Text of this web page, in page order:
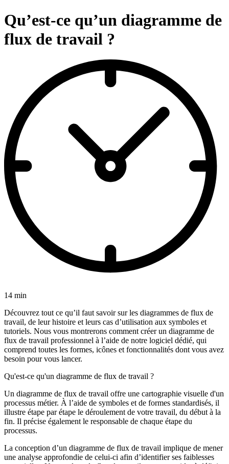
Qu’est-ce qu’un diagramme de
flux de travail ?
14 min
Découvrez tout ce qu’il faut savoir sur les diagrammes de flux de
travail, de leur histoire et leurs cas d’utilisation aux symboles et
tutoriels. Nous vous montrerons comment créer un diagramme de
flux de travail professionnel à l’aide de notre logiciel dédié, qui
comprend toutes les formes, icônes et fonctionnalités dont vous avez
besoin pour vous lancer.
Qu'est-ce qu'un diagramme de flux de travail ?
Un diagramme de flux de travail offre une cartographie visuelle d'un
processus métier. À l’aide de symboles et de formes standardisés, il
illustre étape par étape le déroulement de votre travail, du début à la
fin. Il précise également le responsable de chaque étape du
processus.
La conception d’un diagramme de flux de travail implique de mener
une analyse approfondie de celui-ci afin d’identifier ses faiblesses